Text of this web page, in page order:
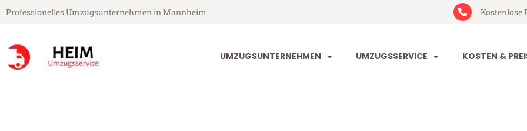
Professionelles Umzugsunternehmen in Mannheim Kostenlose
UMZUGSUNTERNEHMEN UMZUGSSERVICE KOSTEN &